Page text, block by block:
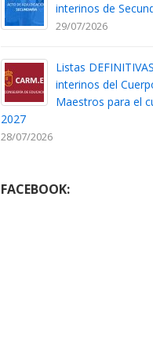
interinos de
29/07/2026
Listas
interinos del
Maestros para el
2027
28/07/2026
FACEBOOK: